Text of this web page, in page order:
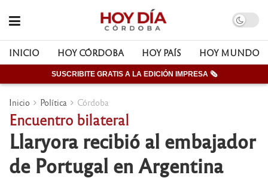
INICIO HOY CÓRDOBA HOY PAÍS HOY MUNDO
SUSCRIBITE GRATIS A LA EDICIÓN IMPRESA 🗞
Inicio Política Córdoba
Encuentro bilateral
Llaryora recibió al embajador
de Portugal en Argentina